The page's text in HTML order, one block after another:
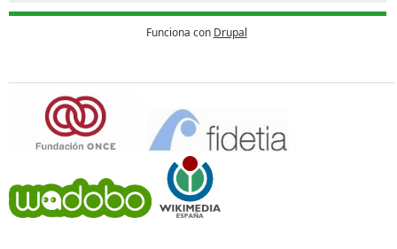
Funciona con Drupal